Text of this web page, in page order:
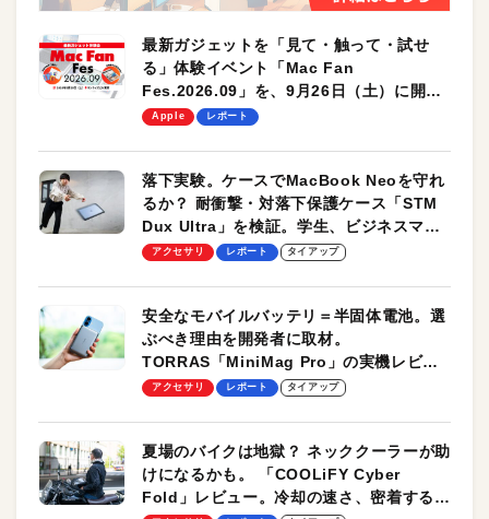
最新ガジェットを「見て・触って・試せ
る」体験イベント「Mac Fan
Fes.2026.09」を、9月26日（土）に開催
します！
Apple レポート
落下実験。ケースでMacBook Neoを守れ
るか？ 耐衝撃・対落下保護ケース「STM
Dux Ultra」を検証。学生、ビジネスマン
のモバイルユースに最適！
アクセサリ レポート タイアップ
安全なモバイルバッテリ＝半固体電池。選
ぶべき理由を開発者に取材。
TORRAS「MiniMag Pro」の実機レビュ
ーも
アクセサリ レポート タイアップ
夏場のバイクは地獄？ ネッククーラーが助
けになるかも。 「COOLiFY Cyber
Fold」レビュー。冷却の速さ、密着する冷